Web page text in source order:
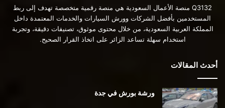
Q3132 منصة الأعمال السعودية هي منصة رقمية متخصصة تهدف إلى ربط
المستخدمين بأفضل الشركات وورش السيارات والخدمات المعتمدة داخل
المملكة العربية السعودية، من خلال محتوى موثوق، تصنيفات دقيقة، وتجربة
استخدام سهلة تساعد الزائر على اتخاذ القرار الصحيح.
أحدث المقالات
ورشة بورش في جدة